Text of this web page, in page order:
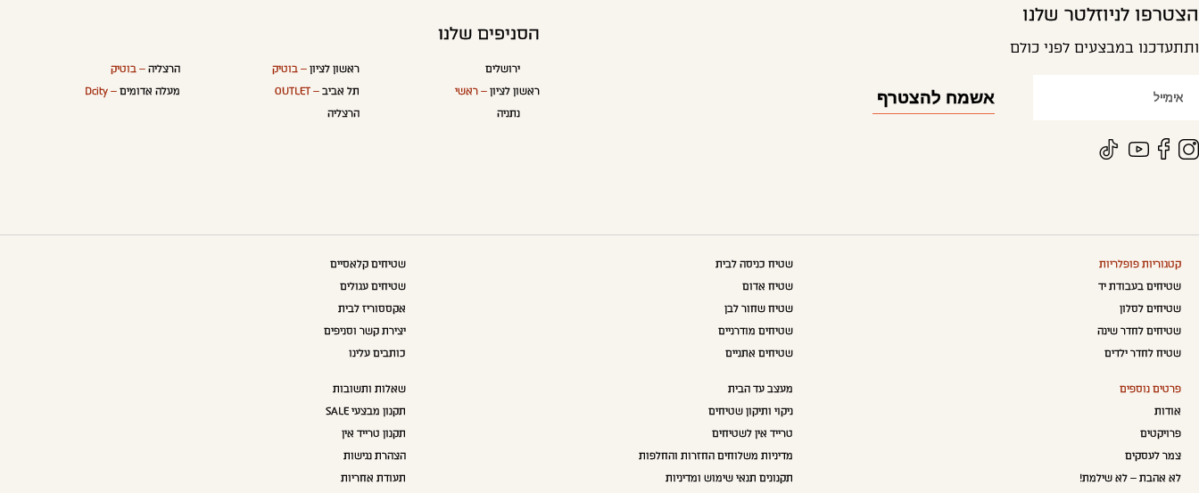
הצטרפו לניוזלטר שלנו
ותתעדכנו במבצעים לפני כולם
הסניפים שלנו
ירושלים
ראשון לציון – ראשי
נתניה
ראשון לציון– בוטיק
תל אביב– OUTLET
הרצליה
הרצליה– בוטיק
מעלה אדומים – Dcity
קטגוריות פופלריות
שטיחים בעבודת יד
שטיחים לסלון
שטיחים לחדר שינה
שטיח לחדר ילדים
שטיח כניסה לבית
שטיח אדום
שטיח שחור לבן
שטיחים מודרניים
שטיחים אתניים
שטיחים קלאסיים
שטיחים עגולים
אקססוריז לבית
יצירת קשר וסניפים
כותבים עלינו
פרטים נוספים
אודות
פרויקטים
צמר לעסקים
לא אהבת – לא שילמת!
מעצב עד הבית
ניקוי ותיקון שטיחים
טרייד אין לשטיחים
מדיניות משלוחים החזרות והחלפות
תקנונים תנאי שימוש ומדיניות
שאלות ותשובות
תקנון מבצעי SALE
תקנון טרייד אין
הצהרת נגישות
תעודת אחריות